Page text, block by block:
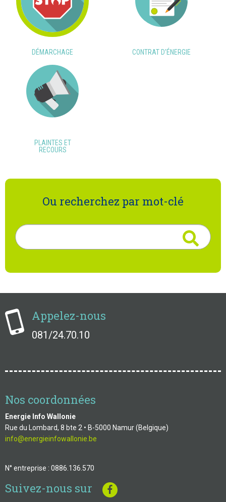
DÉMARCHAGE CONTRAT D'ÉNERGIE
PLAINTES ET
RECOURS
Ou recherchez par mot-clé
Rechercher
Appelez-nous
081/24.70.10
Nos coordonnées
Energie Info Wallonie
Rue du Lombard, 8 bte 2 • B-5000 Namur (Belgique)
info@energieinfowallonie.be
N° entreprise : 0886.136.570
Suivez-nous sur